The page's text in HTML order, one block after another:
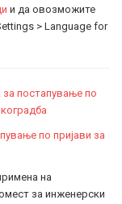
и да овозможите
> Language for
постапување по
по пријави за
на
за инженерски